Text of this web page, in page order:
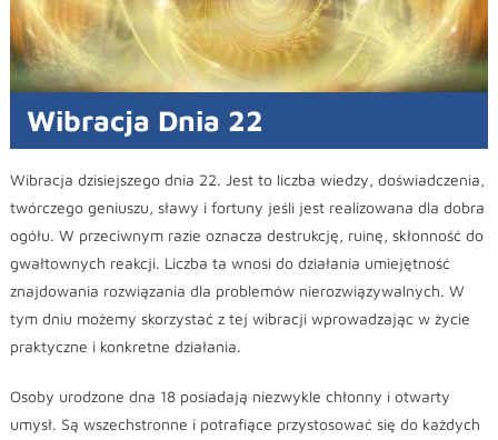
Wibracja Dnia 22
Wibracja dzisiejszego dnia 22. Jest to liczba wiedzy, doświadczenia,
twórczego geniuszu, sławy i fortuny jeśli jest realizowana dla dobra
ogółu. W przeciwnym razie oznacza destrukcję, ruinę, skłonność do
gwałtownych reakcji. Liczba ta wnosi do działania umiejętność
znajdowania rozwiązania dla problemów nierozwiązywalnych. W
tym dniu możemy skorzystać z tej wibracji wprowadzając w życie
praktyczne i konkretne działania.
Osoby urodzone dna 18 posiadają niezwykle chłonny i otwarty
umysł. Są wszechstronne i potrafiące przystosować się do każdych